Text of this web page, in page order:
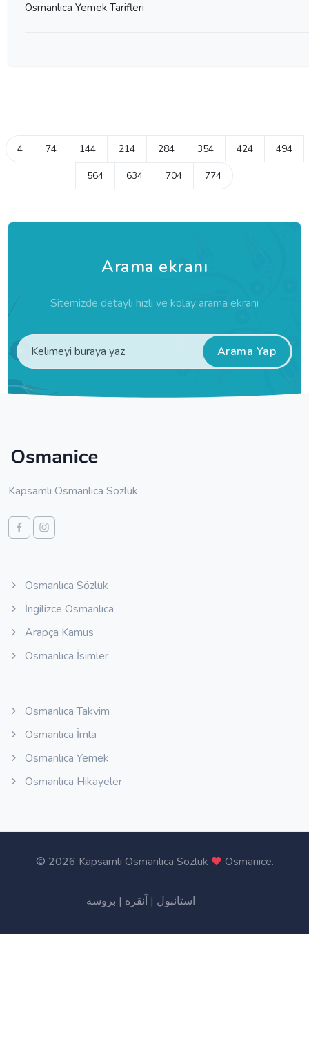
Osmanlıca Yemek Tarifleri
4 74 144 214 284 354 424 494
564 634 704 774
Arama ekranı
Sitemizde detaylı hızlı ve kolay arama ekranı
Arama Yap
Kapsamlı Osmanlıca Sözlük
Osmanlıca Sözlük
İngilizce Osmanlıca
Arapça Kamus
Osmanlıca İsimler
Osmanlıca Takvim
Osmanlıca İmla
Osmanlıca Yemek
Osmanlıca Hikayeler
© 2026 Kapsamlı Osmanlıca Sözlük Osmanice.
استانبول | آنقره | بروسه